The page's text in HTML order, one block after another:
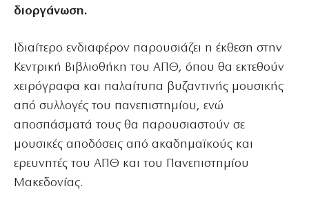
διοργάνωση.
Ιδιαίτερο ενδιαφέρον παρουσιάζει η έκθεση στην
Κεντρική Βιβλιοθήκη του ΑΠΘ, όπου θα εκτεθούν
χειρόγραφα και παλαίτυπα βυζαντινής μουσικής
από συλλογές του πανεπιστημίου, ενώ
αποσπάσματά τους θα παρουσιαστούν σε
μουσικές αποδόσεις από ακαδημαϊκούς και
ερευνητές του ΑΠΘ και του Πανεπιστημίου
Μακεδονίας.